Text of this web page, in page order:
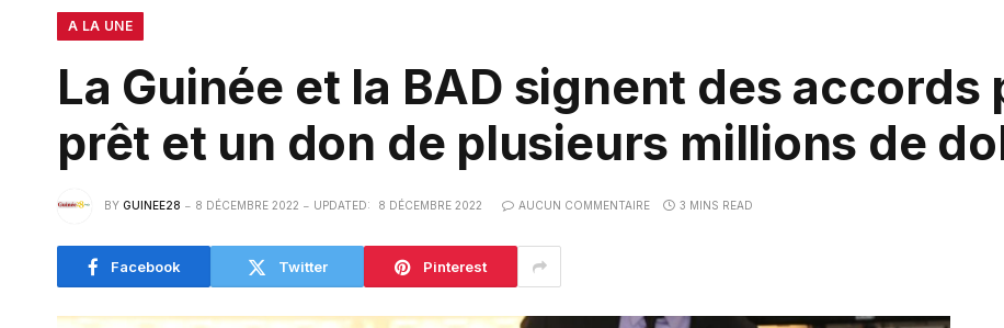
A LA UNE
La Guinée et la BAD signent des accords
prêt et un don de plusieurs millions de
BY GUINEE28 8 DÉCEMBRE 2022 UPDATED: 8 DÉCEMBRE 2022 AUCUN COMMENTAIRE 3 MINS READ
Facebook Twitter Pinterest